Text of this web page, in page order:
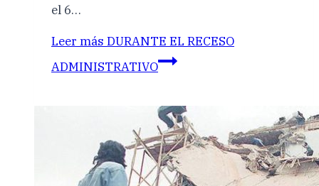
el 6…
Leer más DURANTE EL RECESO
ADMINISTRATIVO